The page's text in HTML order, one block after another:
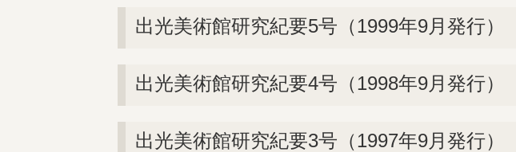
出光美術館研究紀要5号（1999年9月発行）
出光美術館研究紀要4号（1998年9月発行）
出光美術館研究紀要3号（1997年9月発行）